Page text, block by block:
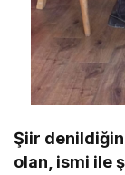
Şiir
olan, ismi ile